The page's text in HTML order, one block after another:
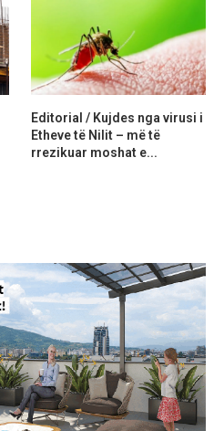
Editorial / Kujdes nga virusi i
Etheve të Nilit – më të
rrezikuar moshat e...